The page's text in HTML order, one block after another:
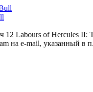
Labours of Hercules II:
на e-mail, указанный в